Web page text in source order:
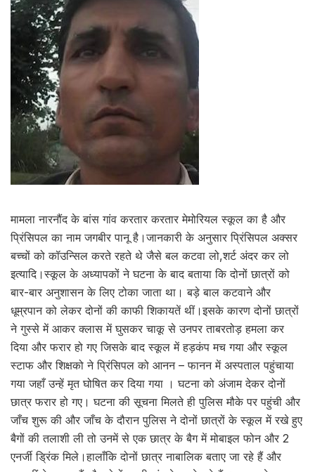
मामला नारनौंद के बांस गांव करतार करतार मेमोरियल स्कूल का है और
प्रिंसिपल का नाम जगबीर पानू है।जानकारी के अनुसार प्रिंसिपल अक्सर
बच्चों को कॉउन्सिल करते रहते थे जैसे बल कटवा लो,शर्ट अंदर कर लो
इत्यादि।स्कूल के अध्यापकों ने घटना के बाद बताया कि दोनों छात्रों को
बार-बार अनुशासन के लिए टोका जाता था। बड़े बाल कटवाने और
धूम्रपान को लेकर दोनों की काफी शिकायतें थीं।इसके कारण दोनों छात्रों
ने गुस्से में आकर क्लास में घुसकर चाकू से उनपर ताबरतोड़ हमला कर
दिया और फरार हो गए जिसके बाद स्कूल में हड़कंप मच गया और स्कूल
स्टाफ और शिक्षको ने प्रिंसिपल को आनन – फानन में अस्पताल पहुंचाया
गया जहाँ उन्हें मृत घोषित कर दिया गया । घटना को अंजाम देकर दोनों
छात्र फरार हो गए। घटना की सूचना मिलते ही पुलिस मौके पर पहुंची और
जाँच शुरू की और जाँच के दौरान पुलिस ने दोनों छात्रों के स्कूल में रखे हुए
बैगों की तलाशी ली तो उनमें से एक छात्र के बैग में मोबाइल फोन और 2
एनर्जी ड्रिंक मिले।हालाँकि दोनों छात्र नाबालिक बताए जा रहे हैं और